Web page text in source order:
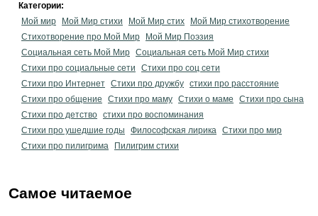
Категории:
Мой мир
Мой Мир стихи Мой Мир стих
Мой Мир стихотворение
Стихотворение про Мой Мир
Мой Мир Поэзия
Социальная сеть Мой Мир Социальная сеть Мой Мир стихи
Стихи про социальные сети
Стихи про соц сети
Стихи про Интернет Стихи про дружбу стихи про расстояние
Стихи про общение
Стихи про маму Стихи о маме
Стихи про сына
Стихи про детство стихи про воспоминания
Стихи про ушедшие годы
Философская лирика Стихи про мир
Стихи про пилигрима
Пилигрим стихи
Самое читаемое